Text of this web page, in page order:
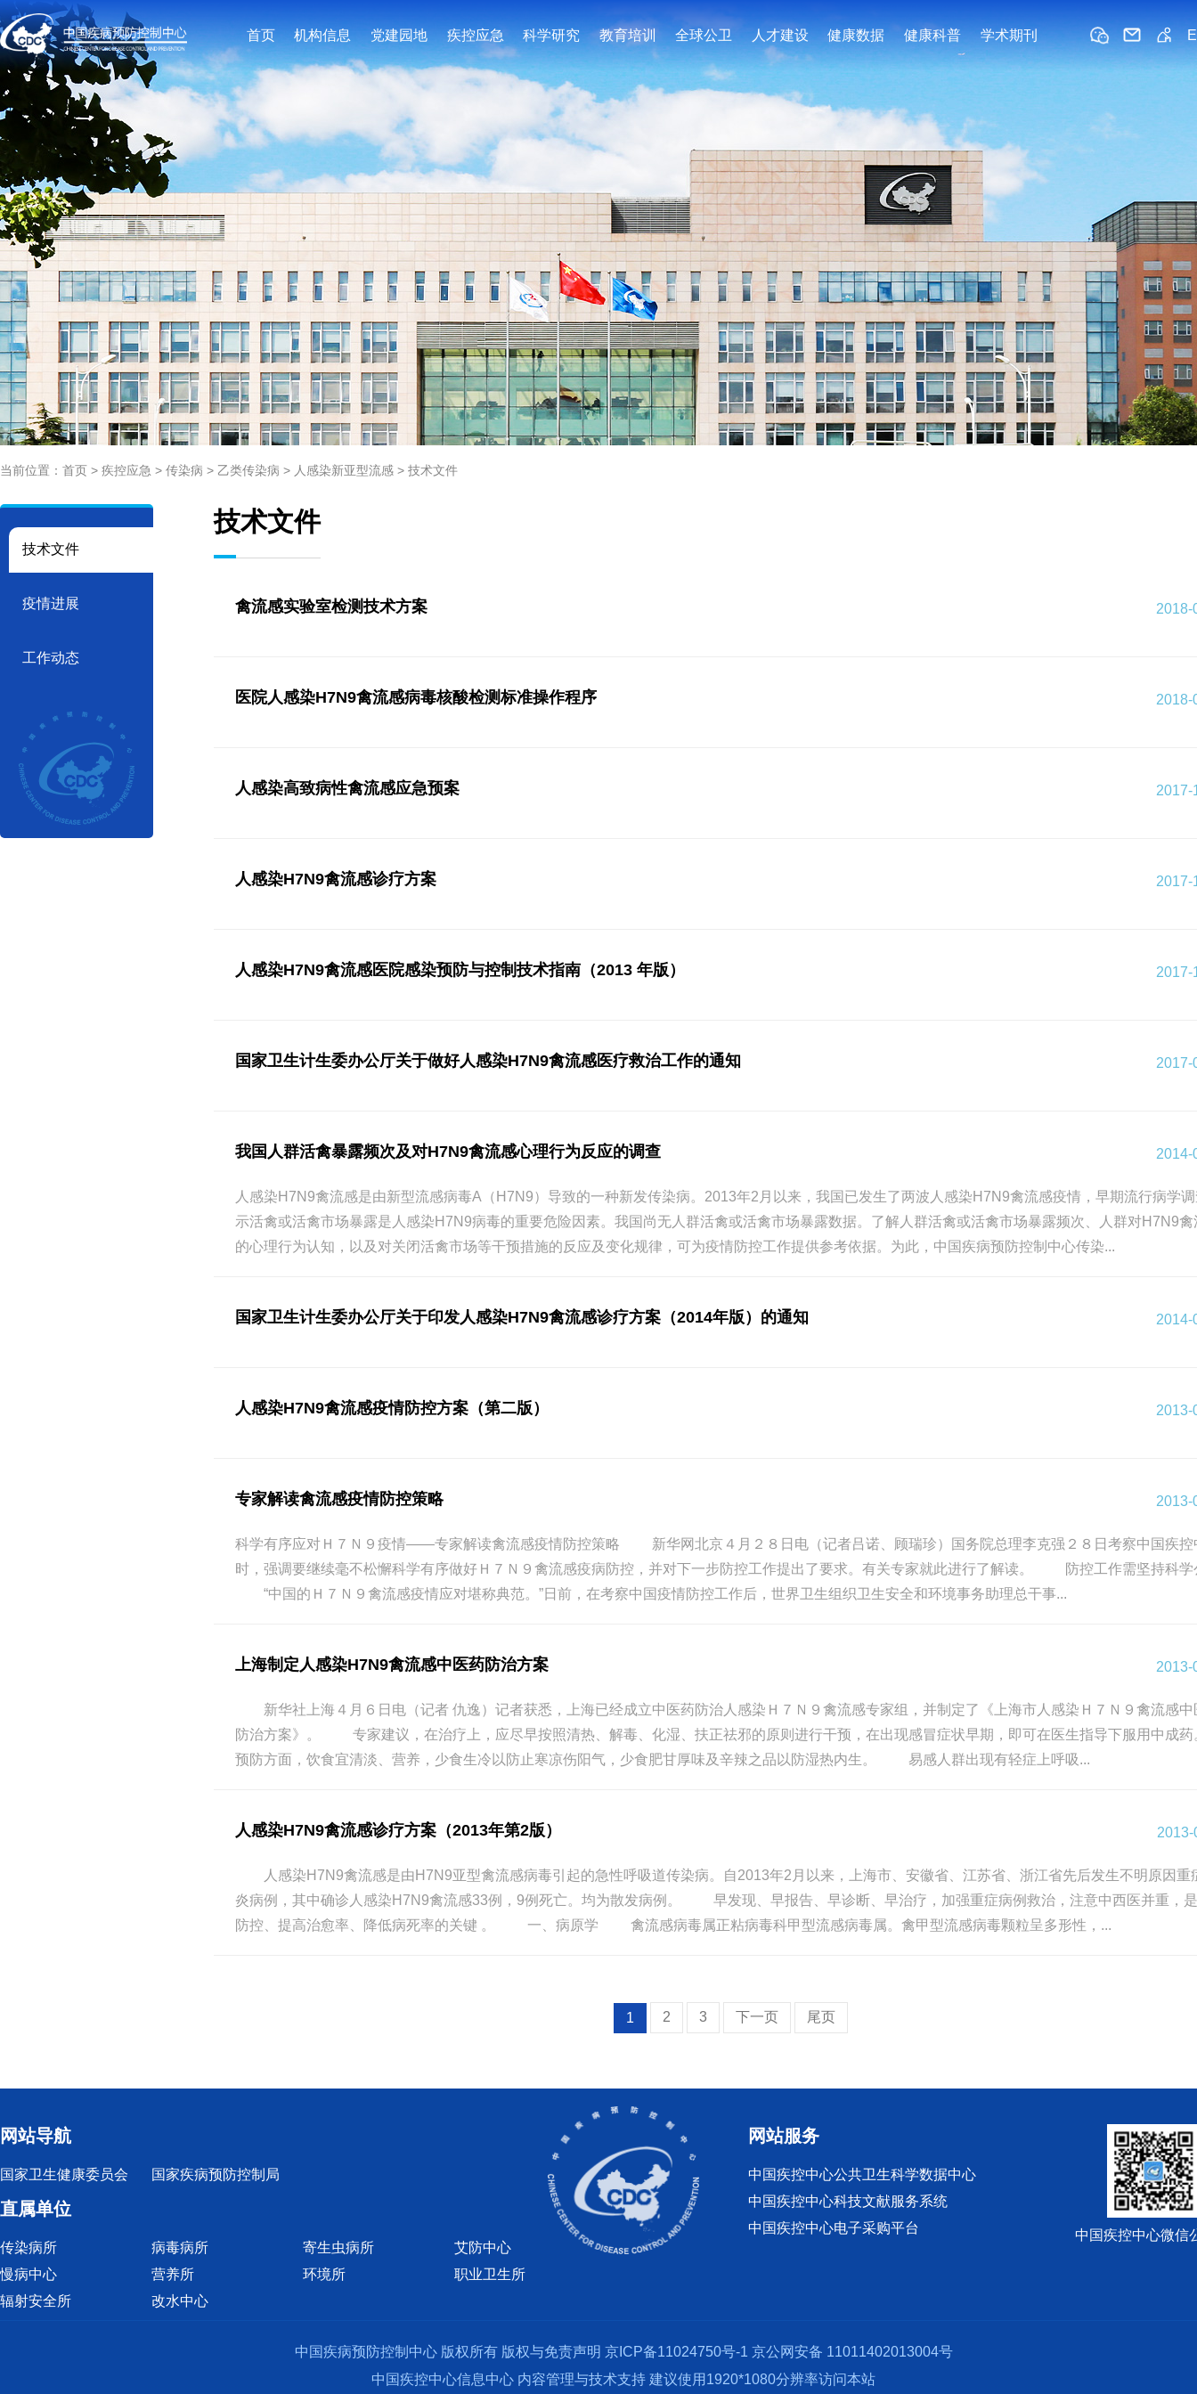
首页 机构信息 党建园地 疾控应急 科学研究 教育培训 全球公卫 人才建设 健康数据 健康科普 学术期刊
当前位置： 首页 > 疾控应急 > 传染病 > 乙类传染病 > 人感染新亚型流感 > 技术文件
技术文件
疫情进展
工作动态
技术文件
禽流感实验室检测技术方案 2018-
医院人感染H7N9禽流感病毒核酸检测标准操作程序 2018-
人感染高致病性禽流感应急预案 2017-
人感染H7N9禽流感诊疗方案 2017-
人感染H7N9禽流感医院感染预防与控制技术指南（2013 年版） 2017-
国家卫生计生委办公厅关于做好人感染H7N9禽流感医疗救治工作的通知 2017-
我国人群活禽暴露频次及对H7N9禽流感心理行为反应的调查 2014-
人感染H7N9禽流感是由新型流感病毒A（H7N9）导致的一种新发传染病。2013年2月以来，我国已发生了两波人感染H7N9禽流感疫情，早期流行病学
示活禽或活禽市场暴露是人感染H7N9病毒的重要危险因素。我国尚无人群活禽或活禽市场暴露数据。了解人群活禽或活禽市场暴露频次、人群对H7N9禽
的心理行为认知，以及对关闭活禽市场等干预措施的反应及变化规律，可为疫情防控工作提供参考依据。为此，中国疾病预防控制中心传染...
国家卫生计生委办公厅关于印发人感染H7N9禽流感诊疗方案（2014年版）的通知 2014-
人感染H7N9禽流感疫情防控方案（第二版） 2013-
专家解读禽流感疫情防控策略 2013-
科学有序应对Ｈ７Ｎ９疫情——专家解读禽流感疫情防控策略 新华网北京４月２８日电（记者吕诺、顾瑞珍）国务院总理李克强２８日考察中国疾控
时，强调要继续毫不松懈科学有序做好Ｈ７Ｎ９禽流感疫病防控，并对下一步防控工作提出了要求。有关专家就此进行了解读。 防控工作需坚持科学
“中国的Ｈ７Ｎ９禽流感疫情应对堪称典范。”日前，在考察中国疫情防控工作后，世界卫生组织卫生安全和环境事务助理总干事...
上海制定人感染H7N9禽流感中医药防治方案 2013-
新华社上海４月６日电（记者 仇逸）记者获悉，上海已经成立中医药防治人感染Ｈ７Ｎ９禽流感专家组，并制定了《上海市人感染Ｈ７Ｎ９禽流感中
防治方案》。 专家建议，在治疗上，应尽早按照清热、解毒、化湿、扶正祛邪的原则进行干预，在出现感冒症状早期，即可在医生指导下服用中成药
预防方面，饮食宜清淡、营养，少食生冷以防止寒凉伤阳气，少食肥甘厚味及辛辣之品以防湿热内生。 易感人群出现有轻症上呼吸...
人感染H7N9禽流感诊疗方案（2013年第2版） 2013-
人感染H7N9禽流感是由H7N9亚型禽流感病毒引起的急性呼吸道传染病。自2013年2月以来，上海市、安徽省、江苏省、浙江省先后发生不明原因重
炎病例，其中确诊人感染H7N9禽流感33例，9例死亡。均为散发病例。 早发现、早报告、早诊断、早治疗，加强重症病例救治，注意中西医并重，
防控、提高治愈率、降低病死率的关键 。 一、病原学 禽流感病毒属正粘病毒科甲型流感病毒属。禽甲型流感病毒颗粒呈多形性，...
1 2 3 下一页 尾页
网站导航
国家卫生健康委员会 国家疾病预防控制局
直属单位
传染病所 病毒病所 寄生虫病所
艾防中心
慢病中心
营养所 环境所
职业卫生所
辐射安全所
改水中心
网站服务
中国疾控中心公共卫生科学数据中心
中国疾控中心科技文献服务系统
中国疾控中心电子采购平台
中国疾控中心微信
中国疾病预防控制中心 版权所有 版权与免责声明 京ICP备11024750号-1 京公网安备 11011402013004号
中国疾控中心信息中心 内容管理与技术支持 建议使用1920*1080分辨率访问本站